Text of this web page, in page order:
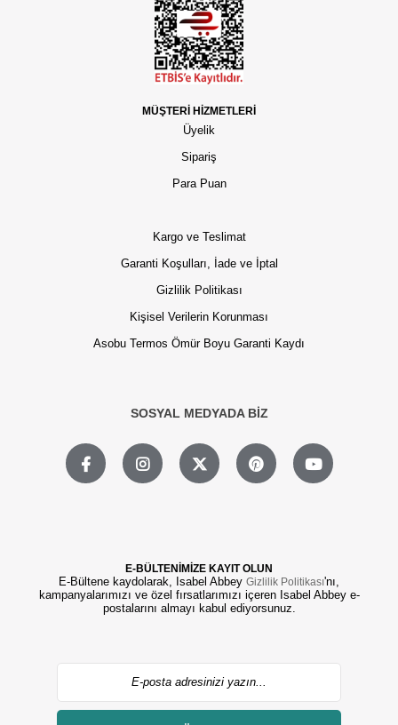
MÜŞTERİ HİZMETLERİ
Üyelik
Sipariş
Para Puan
Kargo ve Teslimat
Garanti Koşulları, İade ve İptal
Gizlilik Politikası
Kişisel Verilerin Korunması
Asobu Termos Ömür Boyu Garanti Kaydı
SOSYAL MEDYADA BİZ
E-BÜLTENİMİZE KAYIT OLUN
E-Bültene kaydolarak, Isabel Abbey Gizlilik Politikası'nı,
kampanyalarımızı ve özel fırsatlarımızı içeren Isabel Abbey e-
postalarını almayı kabul ediyorsunuz.